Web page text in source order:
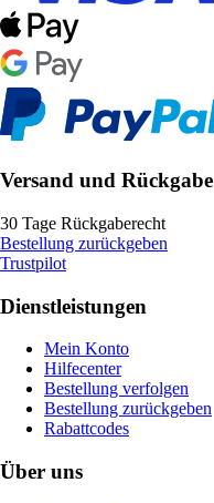
Versand und Rückgabe
30 Tage Rückgaberecht
Bestellung zurückgeben
Trustpilot
Dienstleistungen
Mein Konto
Hilfecenter
Bestellung verfolgen
Bestellung zurückgeben
Rabattcodes
Über uns